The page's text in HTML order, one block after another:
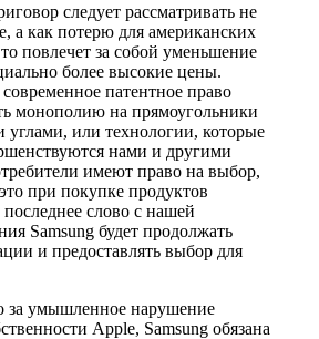
следует рассматривать не
а как потерю для американских
повлечет за собой уменьшение
более высокие цены.
патентное право
монополию на прямоугольники
углами, или технологии, которые
нами и другими
имеют право на выбор,
при покупке продуктов
слово с нашей
Samsung будет продолжать
и предоставлять выбор для
за умышленное нарушение
Apple, Samsung обязана